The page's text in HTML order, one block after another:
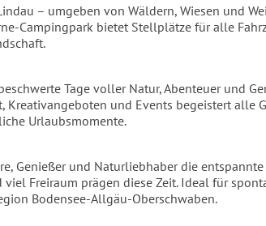
– umgeben von Wäldern, Wiesen und
Campingpark bietet Stellplätze für alle
Tage voller Natur, Abenteuer und
Kreativangeboten und Events begeistert alle
Urlaubsmomente.
Genießer und Naturliebhaber die
Freiraum prägen diese Zeit. Ideal für
Bodensee-Allgäu-Oberschwaben.